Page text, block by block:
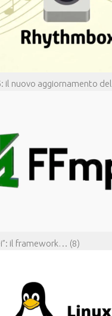
il nuovo aggiornamento
il framework… (8)